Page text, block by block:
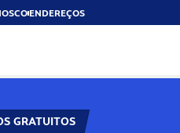
ENDEREÇOS
GRATUITOS